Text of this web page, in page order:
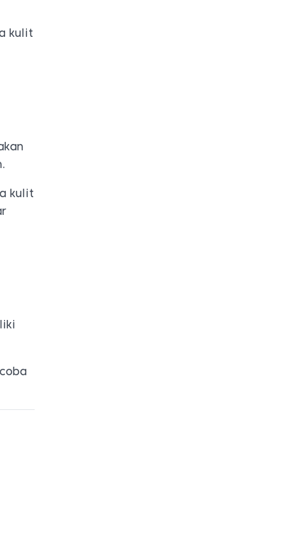
kulit
kulit